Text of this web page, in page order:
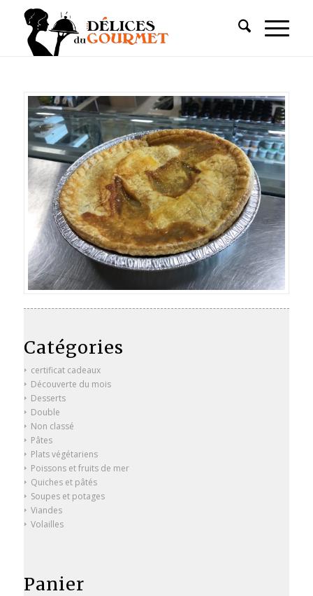
Catégories
certificat cadeaux
Découverte du mois
Desserts
Double
Non classé
Pâtes
Plats végétariens
Poissons et fruits de mer
Quiches et pâtés
Soupes et potages
Viandes
Volailles
Panier